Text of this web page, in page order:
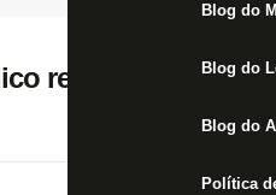
Blog do
Blog do
Blog do
Política
recorde,